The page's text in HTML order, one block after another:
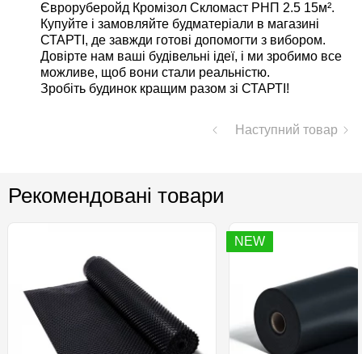
Євроруберойд Кромізол Скломаст РНП 2.5 15м².
Купуйте і замовляйте будматеріали в магазині
СТАРТІ, де завжди готові допомогти з вибором.
Довірте нам ваші будівельні ідеї, і ми зробимо все
можливе, щоб вони стали реальністю.
Зробіть будинок кращим разом зі СТАРТІ!
Наступний товар
Рекомендовані товари
NEW